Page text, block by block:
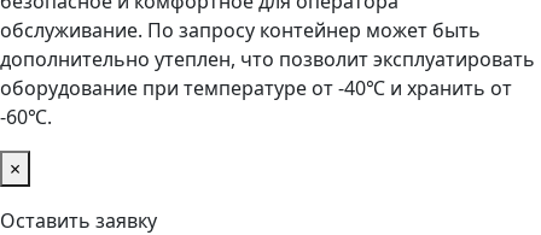
обслуживание. По запросу контейнер может быть
дополнительно утеплен, что позволит эксплуатировать
оборудование при температуре от -40℃ и хранить от
-60℃.
×
Оставить заявку